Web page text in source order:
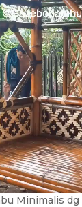
Minimalis dg